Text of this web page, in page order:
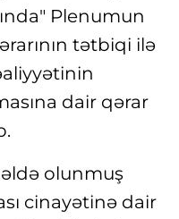
Plenumun
tətbiqi ilə
dair qərar
olunmuş
cinayətinə dair